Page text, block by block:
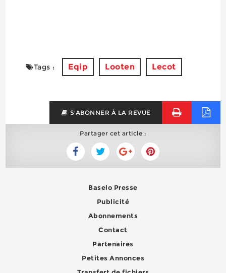
Tags : Eqip Looten Lecot
S'ABONNER À LA REVUE
Partager cet article :
Baselo Presse
Publicité
Abonnements
Contact
Partenaires
Petites Annonces